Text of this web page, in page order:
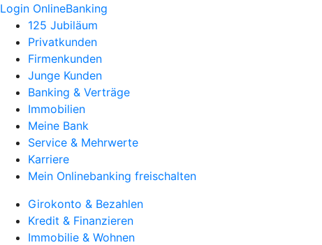
Login OnlineBanking
125 Jubiläum
Privatkunden
Firmenkunden
Junge Kunden
Banking & Verträge
Immobilien
Meine Bank
Service & Mehrwerte
Karriere
Mein Onlinebanking freischalten
Girokonto & Bezahlen
Kredit & Finanzieren
Immobilie & Wohnen